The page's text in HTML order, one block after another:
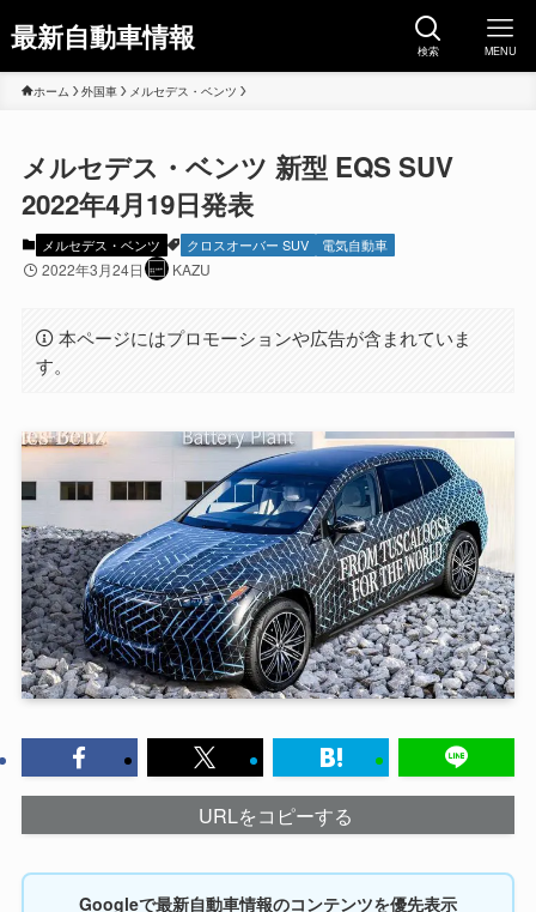
最新自動車情報 検索 MENU
ホーム 外国車 メルセデス・ベンツ
メルセデス・ベンツ 新型 EQS SUV
2022年4月19日発表
メルセデス・ベンツ クロスオーバー SUV 電気自動車
2022年3月24日 KAZU
本ページにはプロモーションや広告が含まれていま
す。
URLをコピーする
Googleで最新自動車情報のコンテンツを優先表示